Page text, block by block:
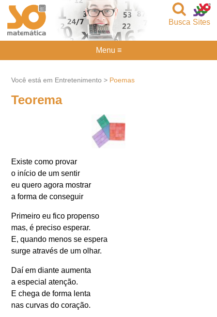
Sites
Busca
Você está em Entretenimento > Poemas
Teorema
Existe como provar
o início de um sentir
eu quero agora mostrar
a forma de conseguir
Primeiro eu fico propenso
mas, é preciso esperar.
E, quando menos se espera
surge através de um olhar.
Daí em diante aumenta
a especial atenção.
E chega de forma lenta
nas curvas do coração.